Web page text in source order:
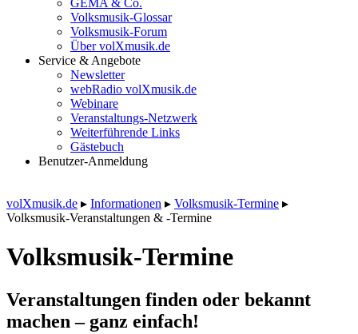
GEMA & Co.
Volksmusik-Glossar
Volksmusik-Forum
Über volXmusik.de
Service & Angebote
Newsletter
webRadio volXmusik.de
Webinare
Veranstaltungs-Netzwerk
Weiterführende Links
Gästebuch
Benutzer-Anmeldung
volXmusik.de ▸ Informationen ▸ Volksmusik-Termine ▸
Volksmusik-Veranstaltungen & -Termine
Volksmusik-Termine
Veranstaltungen finden oder bekannt
machen – ganz einfach!